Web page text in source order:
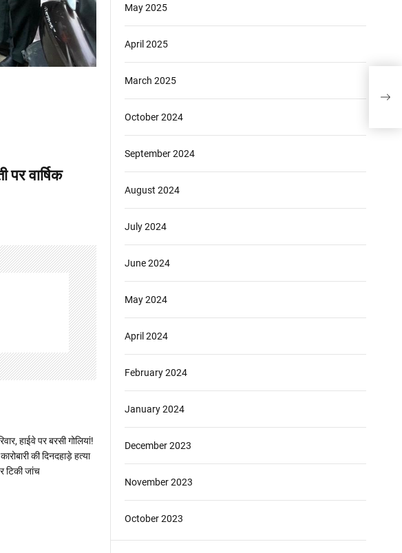
पर वार्षिक
May 2025
April 2025
March 2025
October 2024
September 2024
August 2024
July 2024
June 2024
May 2024
April 2024
February 2024
January 2024
December 2023
November 2023
October 2023